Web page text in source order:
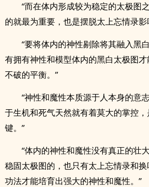
“而在体内形成较为稳定的太极图
的就最为重要，也是摆脱太上忘情录影
“要将体内的神性剔除将其融入黑
有拥有神性和模型体内的黑白太极图
不破的平衡。”
“神性和魔性本质源于人本身的意
于生机和死气天然就有着莫大的掌控
键。”
“体内的神性和魔性没有真正的壮
稳固太极图的，也只有太上忘情录和
功法才能培育出强大的神性和魔性。”